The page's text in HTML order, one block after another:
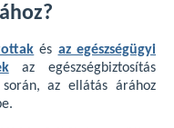
és az egészségügyi
az egészségbiztosítás
során, az ellátás árához